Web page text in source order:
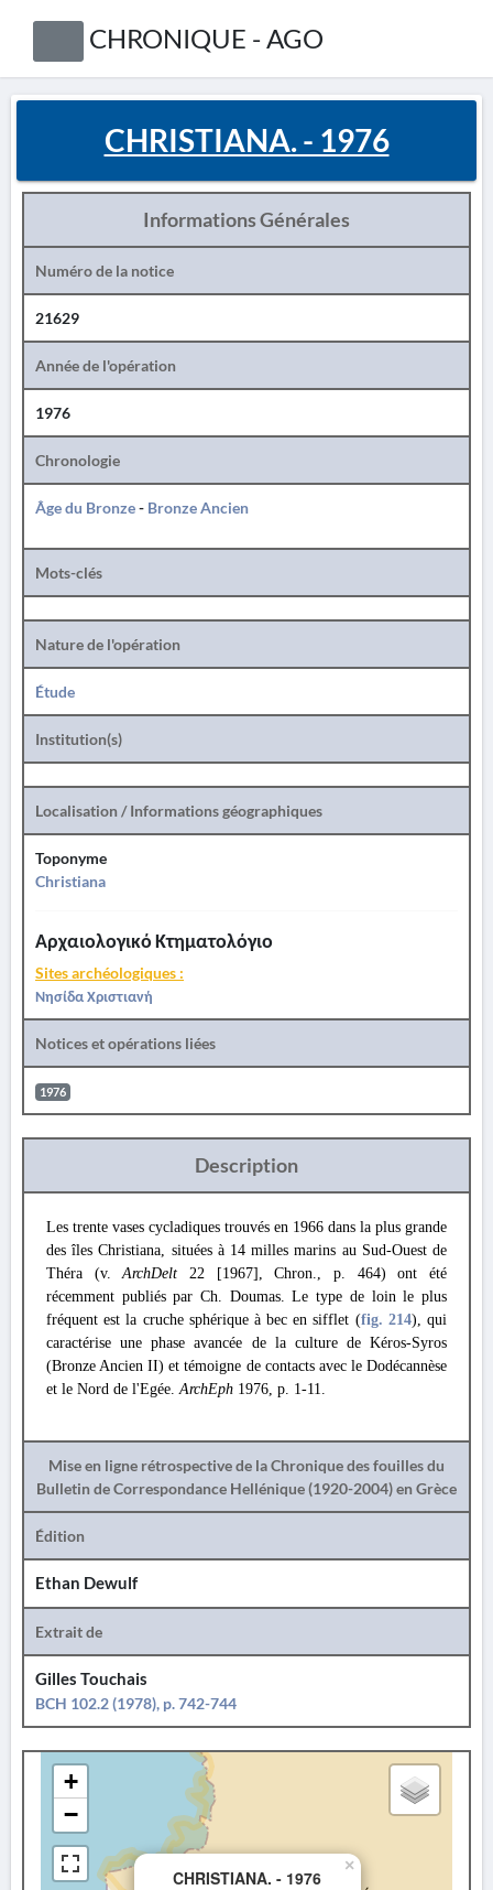
CHRONIQUE - AGO
CHRISTIANA. - 1976
Informations Générales
Numéro de la notice
21629
Année de l'opération
1976
Chronologie
Âge du Bronze- Bronze Ancien
Mots-clés
Nature de l'opération
Étude
Institution(s)
Localisation / Informations géographiques
Toponyme
Christiana
Αρχαιολογικό Κτηματολόγιο
Sites archéologiques :
Νησίδα Χριστιανή
Notices et opérations liées
1976
Description
Les trente vases cycladiques trouvés en 1966 dans la plus grande
des îles Christiana, situées à 14 milles marins au Sud-Ouest de
Théra (v.ArchDelt22 [1967], Chron., p. 464) ont été
récemment publiés par Ch. Doumas. Le type de loin le plus
fréquent est la cruche sphérique à bec en sifflet (fig. 214), qui
caractérise une phase avancée de la culture de Kéros-Syros
(Bronze Ancien II) et témoigne de contacts avec le Dodécannèse
et le Nord de l'Egée.ArchEph 1976, p. 1-11.
Mise en ligne rétrospective de la Chronique des fouilles du
Bulletin de Correspondance Hellénique (1920-2004) en Grèce
Édition
Ethan Dewulf
Extrait de
Gilles Touchais
BCH 102.2 (1978), p. 742-744
CHRISTIANA. - 1976
×
+
−